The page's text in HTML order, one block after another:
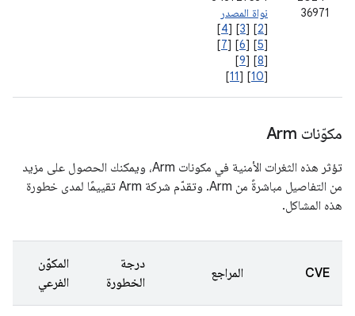
36971
نواة المصدر
[
2
] [
3
] [
4
]
[
5
] [
6
] [
7
]
[
8
] [
9
]
[
10
] [
11
]
مكوّنات Arm
تؤثر هذه الثغرات الأمنية في مكونات Arm، ويمكنك الحصول على مزيد
من التفاصيل مباشرةً من Arm. وتقدّم شركة Arm تقييمًا لمدى خطورة
هذه المشاكل.
CVE المراجع
درجة
الخطورة
المكوّن
الفرعي